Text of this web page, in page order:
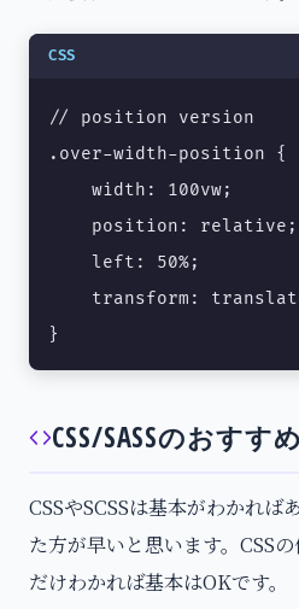
CSS
// position version
.over-width-position {
    width: 100vw;
    position: relative;
    left: 50%;
transform:
}
CSS/SASSのおすす
CSSやSCSSは基本がわかれ
た方が早いと思います。CSS
だけわかれば基本はOKです。